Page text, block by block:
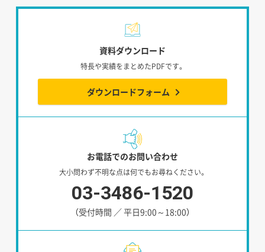
資料ダウンロード
特長や実績をまとめたPDFです。
ダウンロードフォーム
お電話でのお問い合わせ
大小問わず不明な点は何でもお尋ねください。
03-3486-1520
（受付時間 ／ 平日9:00～18:00）